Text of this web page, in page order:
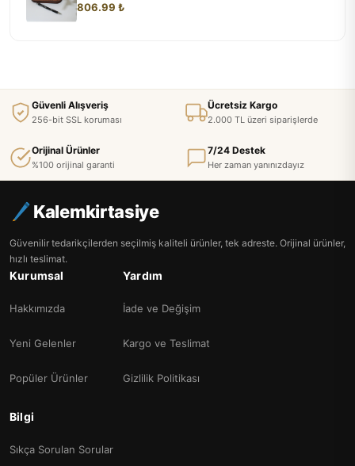
806.99 ₺
Güvenli Alışveriş
256-bit SSL koruması
Ücretsiz Kargo
2.000 TL üzeri siparişlerde
Orijinal Ürünler
%100 orijinal garanti
7/24 Destek
Her zaman yanınızdayız
Kalemkirtasiye
Güvenilir tedarikçilerden seçilmiş kaliteli ürünler, tek adreste. Orijinal ürünler,
hızlı teslimat.
Kurumsal
Hakkımızda
Yeni Gelenler
Popüler Ürünler
Yardım
İade ve Değişim
Kargo ve Teslimat
Gizlilik Politikası
Bilgi
Sıkça Sorulan Sorular